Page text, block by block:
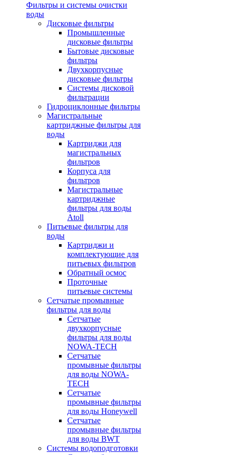
Фильтры и системы очистки
воды
Дисковые фильтры
Промышленные
дисковые фильтры
Бытовые дисковые
фильтры
Двухкорпусные
дисковые фильтры
Системы дисковой
фильтрации
Гидроциклонные фильтры
Магистральные
картриджные фильтры для
воды
Картриджи для
магистральных
фильтров
Корпуса для
фильтров
Магистральные
картриджные
фильтры для воды
Atoll
Питьевые фильтры для
воды
Картриджи и
комплектующие для
питьевых фильтров
Обратный осмос
Проточные
питьевые системы
Сетчатые промывные
фильтры для воды
Сетчатые
двухкорпусные
фильтры для воды
NOWA-TECH
Сетчатые
промывные фильтры
для воды NOWA-
TECH
Сетчатые
промывные фильтры
для воды Honeywell
Сетчатые
промывные фильтры
для воды BWT
Системы водоподготовки